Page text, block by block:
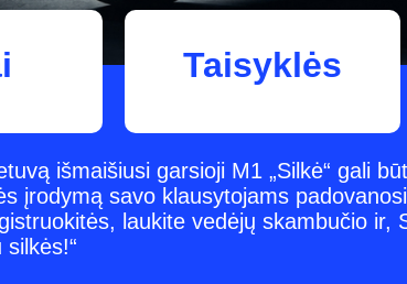
Taisyklės
išmaišiusi garsioji M1 „Silkė“ gali
įrodymą savo klausytojams
laukite vedėjų skambučio ir,